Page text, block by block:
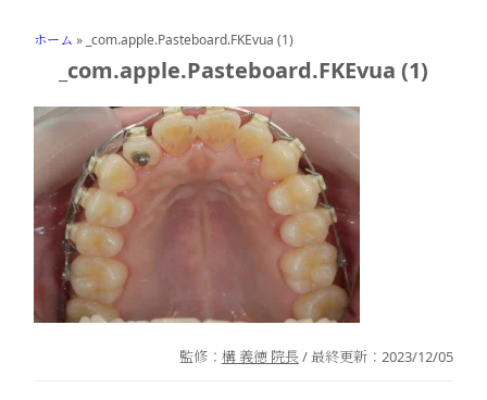
ホーム » _com.apple.Pasteboard.FKEvua (1)
_com.apple.Pasteboard.FKEvua (1)
監修： 構 義徳 院長 / 最終更新： 2023/12/05